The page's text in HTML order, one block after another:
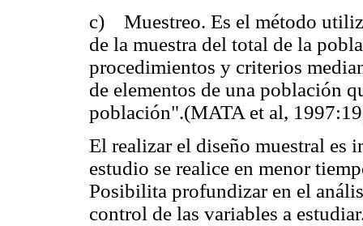
c) Muestreo. Es el método
de la muestra del total de la
procedimientos y criterios
de elementos de una población
población".(MATA et al,
El realizar el diseño muestral es
estudio se realice en menor
Posibilita profundizar en el
control de las variables a